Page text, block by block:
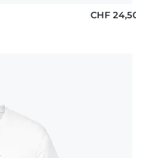
CHF 24,50